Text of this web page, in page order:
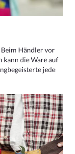
Händler vor
die Ware auf
jede